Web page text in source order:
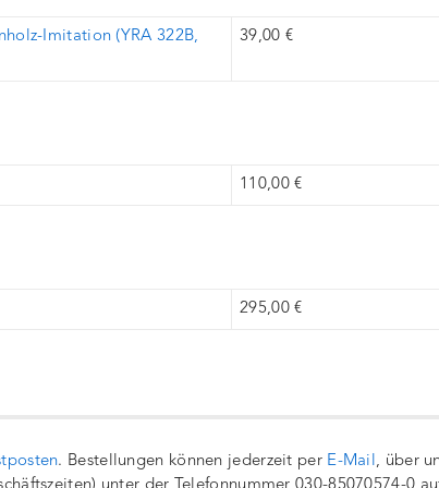
Imitation (YRA 322B,
39,00 €
110,00 €
295,00 €
. Bestellungen können jederzeit per E-Mail, über